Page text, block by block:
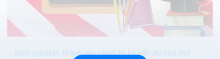
Kinh nghiệm thành lập công ty tư vấn du học mở